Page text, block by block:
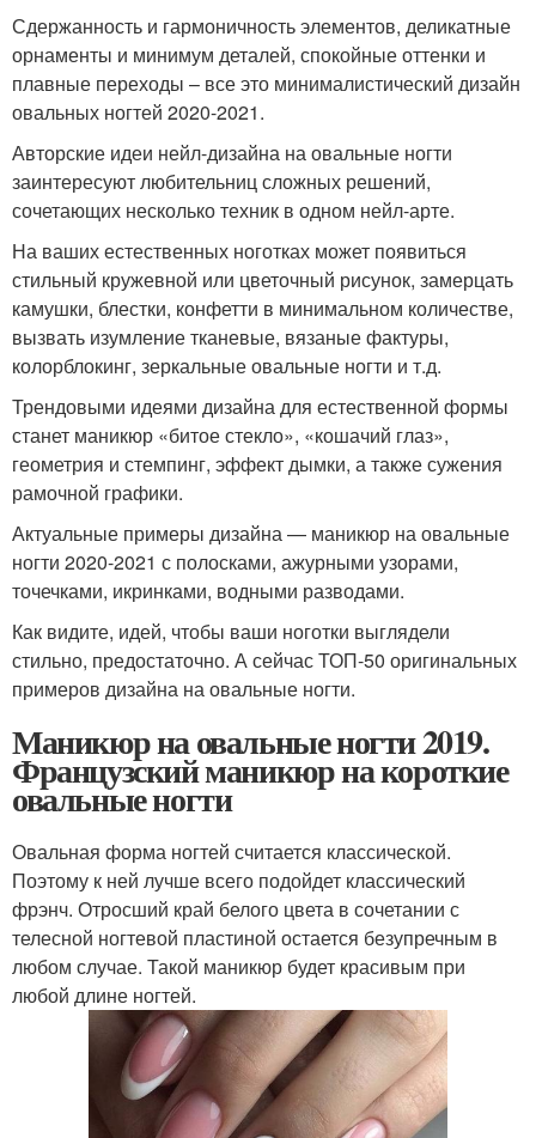
Сдержанность и гармоничность элементов, деликатные
орнаменты и минимум деталей, спокойные оттенки и
плавные переходы – все это минималистический дизайн
овальных ногтей 2020-2021.
Авторские идеи нейл-дизайна на овальные ногти
заинтересуют любительниц сложных решений,
сочетающих несколько техник в одном нейл-арте.
На ваших естественных ноготках может появиться
стильный кружевной или цветочный рисунок, замерцать
камушки, блестки, конфетти в минимальном количестве,
вызвать изумление тканевые, вязаные фактуры,
колорблокинг, зеркальные овальные ногти и т.д.
Трендовыми идеями дизайна для естественной формы
станет маникюр «битое стекло», «кошачий глаз»,
геометрия и стемпинг, эффект дымки, а также сужения
рамочной графики.
Актуальные примеры дизайна — маникюр на овальные
ногти 2020-2021 с полосками, ажурными узорами,
точечками, икринками, водными разводами.
Как видите, идей, чтобы ваши ноготки выглядели
стильно, предостаточно. А сейчас ТОП-50 оригинальных
примеров дизайна на овальные ногти.
Маникюр на овальные ногти 2019.
Французский маникюр на короткие
овальные ногти
Овальная форма ногтей считается классической.
Поэтому к ней лучше всего подойдет классический
фрэнч. Отросший край белого цвета в сочетании с
телесной ногтевой пластиной остается безупречным в
любом случае. Такой маникюр будет красивым при
любой длине ногтей.